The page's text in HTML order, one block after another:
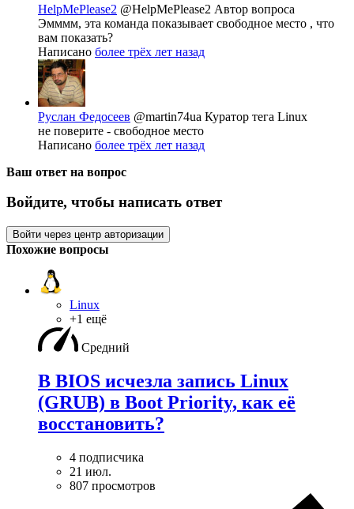
HelpMePlease2 @HelpMePlease2 Автор вопроса
Эмммм, эта команда показывает свободное место , что
вам показать?
Написано более трёх лет назад
Руслан Федосеев @martin74ua Куратор тега Linux
не поверите - свободное место
Написано более трёх лет назад
Ваш ответ на вопрос
Войдите, чтобы написать ответ
Войти через центр авторизации
Похожие вопросы
Linux
+1 ещё
Средний
В BIOS исчезла запись Linux
(GRUB) в Boot Priority, как её
восстановить?
4 подписчика
21 июл.
807 просмотров